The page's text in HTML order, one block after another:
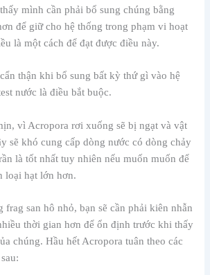
mình cần phải bổ sung chúng bằng
để giữ cho hệ thống trong phạm vi hoạt
là một cách để đạt được điều này.
thận khi bổ sung bất kỳ thứ gì vào hệ
nước là điều bắt buộc.
vì Acropora rơi xuống sẽ bị ngạt và vật
sẽ khó cung cấp dòng nước có dòng chảy
là tốt nhất tuy nhiên nếu muốn muốn để
loại hạt lớn hơn.
frag san hô nhỏ, bạn sẽ cần phải kiên nhẫn
thời gian hơn để ổn định trước khi thấy
chúng. Hầu hết Acropora tuân theo các